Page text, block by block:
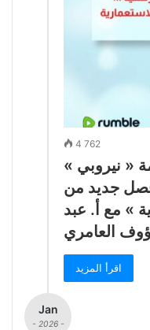
4 762
« نيروبي »
جديد من
» مع أ. عبد
العامري
اقرأ المزيد
Jan
- 2026 -